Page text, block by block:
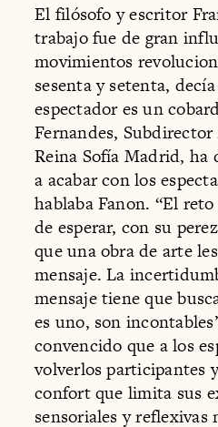
El filósofo y escritor
trabajo fue de gran
movimientos
sesenta y setenta,
espectador es un
Fernandes,
Reina Sofía Madrid, ha
a acabar con los
hablaba Fanon. “El
de esperar, con su
que una obra de arte
mensaje. La
mensaje tiene que
es uno, son
convencido que a los
volverlos participantes
confort que limita sus
sensoriales y reflexivas